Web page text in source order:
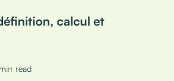
calcul et
read